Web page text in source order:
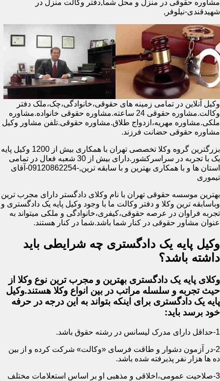
مشاوره حقوقی در منزل و محل شما,دفتر وکالت منزل در
شهیدقندی-نیلوفر,
وکیل آنلاین در تمامی زمینه های حقوقی،خانوادگی،چک،ملک دفتر
وکالت.مشاوره حقوقی 24 ساعته.مشاوره حقوقی خانواده.مشاوره
ملکی.مشاوره مهریه،ازدواج طلاق.مشاوره حقوقی.تلفن مشاور وکیل
مشاوره حقوقی حضانت فرزند.
بزرگترین گروه وکلا تخصصی تهران با همکاری بیش از 1200 وکیل پایه
یک با تجربه در سراسرکشور.دارای بیش از 30 شعبه فعال در تمامی
استان ها و با همکاری بهترین و با سابقه ترین,-09120862254-آقای
تیموری
بهترین موسسه حقوقی تهران با نام وکلای دادگستر دارای مجرب ترین
وباسابقه ترین وکلا و دفتر وکالت ما با وجود وکیل پایه یک دادگستری و
تجربه فراوان در عرصه حقوقی،کیفری،خانوادگی و ملکی میتواند به
عنوان مشاور حقوقی در کنار شما باشد.شما در کنار هستند.
وکیل پایه یک دادگستری چه شرایطی باید
داشته باشد؟
وکلای پایه یک دادگستری بهترین و مجرب ترین نوع وکلا از
حیث تجربه و سلسله مراتب در بین انواع وکلا هستند.وکیل
پایه یک دادگستری برای اینکه بتواند به این درجه در حرفه
خود برسد باید:
1-حداقل دارای مدرک لیسانس در رشته حقوق باشد.
2-در آزمون دشوار و طاقت فرسای «وکالت» شرکت کرده و از بین
ده ها هزار نفر پذیرفته شده باشد.
3-صلاحیت عمومی،اخلاقی و مذهبی او بر اساس استعلامات مختلف